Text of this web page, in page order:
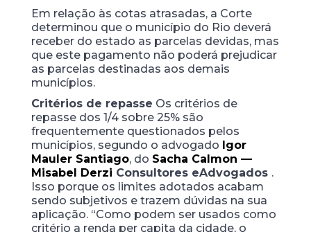
Em relação às cotas atrasadas, a Corte
determinou que o município do Rio deverá
receber do estado as parcelas devidas, mas
que este pagamento não poderá prejudicar
as parcelas destinadas aos demais
municípios.
Critérios de repasse Os critérios de
repasse dos 1/4 sobre 25% são
frequentemente questionados pelos
municípios, segundo o advogado Igor
Mauler Santiago, do Sacha Calmon —
Misabel Derzi Consultores eAdvogados .
Isso porque os limites adotados acabam
sendo subjetivos e trazem dúvidas na sua
aplicação. “Como podem ser usados como
critério a renda per capita da cidade, o